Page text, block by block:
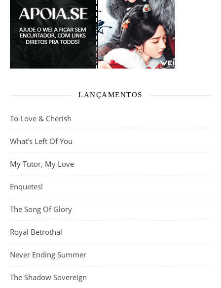
LANÇAMENTOS
To Love & Cherish
What’s Left Of You
My Tutor, My Love
Enquetes!
The Song Of Glory
Royal Betrothal
Never Ending Summer
The Shadow Sovereign